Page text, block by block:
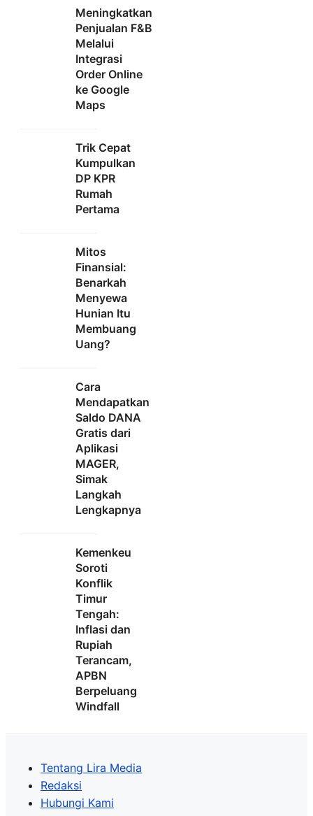
Meningkatkan
Penjualan F&B
Melalui
Integrasi
Order Online
ke Google
Maps
Trik Cepat
Kumpulkan
DP KPR
Rumah
Pertama
Mitos
Finansial:
Benarkah
Menyewa
Hunian Itu
Membuang
Uang?
Cara
Mendapatkan
Saldo DANA
Gratis dari
Aplikasi
MAGER,
Simak
Langkah
Lengkapnya
Kemenkeu
Soroti
Konflik
Timur
Tengah:
Inflasi dan
Rupiah
Terancam,
APBN
Berpeluang
Windfall
Tentang Lira Media
Redaksi
Hubungi Kami